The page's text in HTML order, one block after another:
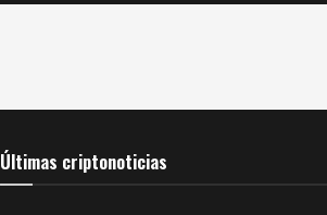
Últimas criptonoticias